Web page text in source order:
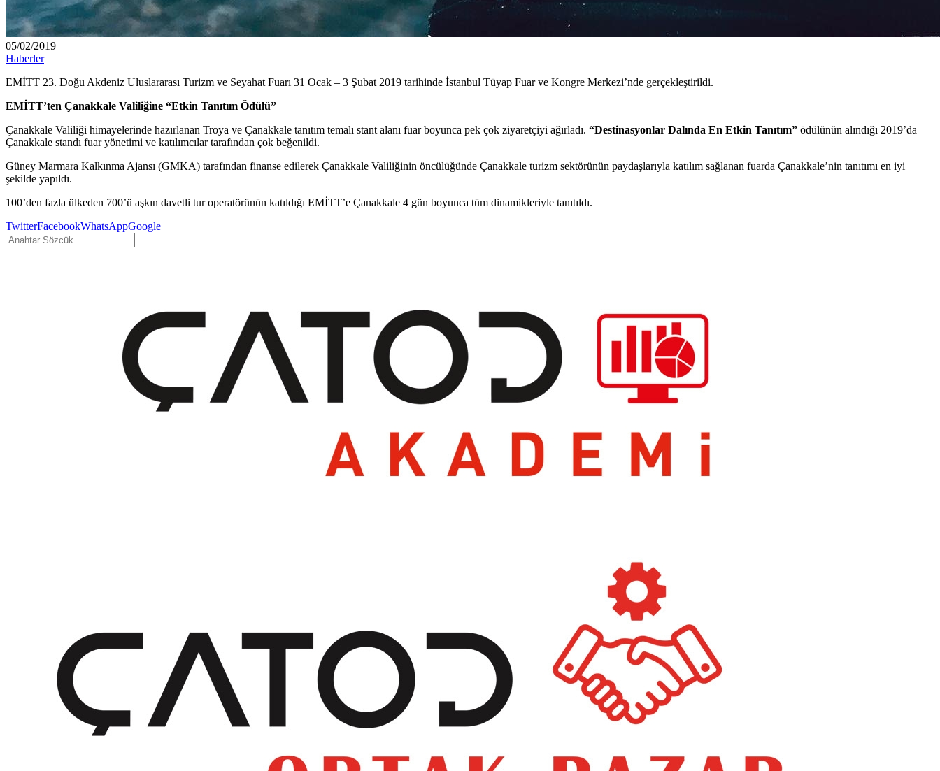
05/02/2019
Haberler
EMİTT 23. Doğu Akdeniz Uluslararası Turizm ve Seyahat Fuarı 31 Ocak – 3 Şubat 2019 tarihinde İstanbul Tüyap Fuar ve Kongre Merkezi’nde gerçekleştirildi.
EMİTT’ten Çanakkale Valiliğine “Etkin Tanıtım Ödülü”
Çanakkale Valiliği himayelerinde hazırlanan Troya ve Çanakkale tanıtım temalı stant alanı fuar boyunca pek çok ziyaretçiyi ağırladı. “Destinasyonlar Dalında En Etkin Tanıtım” ödülünün alındığı 2019’da
Çanakkale standı fuar yönetimi ve katılımcılar tarafından çok beğenildi.
Güney Marmara Kalkınma Ajansı (GMKA) tarafından finanse edilerek Çanakkale Valiliğinin öncülüğünde Çanakkale turizm sektörünün paydaşlarıyla katılım sağlanan fuarda Çanakkale’nin tanıtımı en iyi
şekilde yapıldı.
100’den fazla ülkeden 700’ü aşkın davetli tur operatörünün katıldığı EMİTT’e Çanakkale 4 gün boyunca tüm dinamikleriyle tanıtıldı.
TwitterFacebookWhatsAppGoogle+